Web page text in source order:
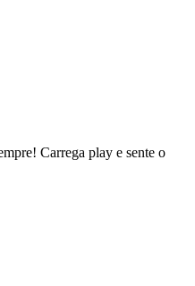
Carrega play e sente o